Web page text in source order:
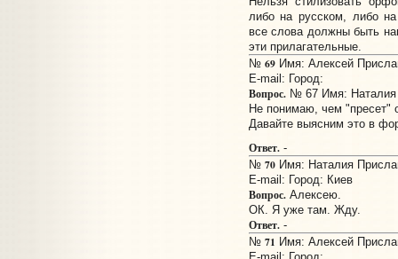
либо на русском, либо
все слова должны быть
эти прилагательные.
№ 69Имя: Алексей
E-mail: Город:
Вопрос.№ 67 Имя: Наталия
Не понимаю, чем "пресет"
Давайте выясним это в
Ответ.-
№ 70Имя: Наталия
E-mail: Город: Киев
Вопрос.Алексею.
ОК. Я уже там. Жду.
Ответ.-
№ 71 Имя: Алексей